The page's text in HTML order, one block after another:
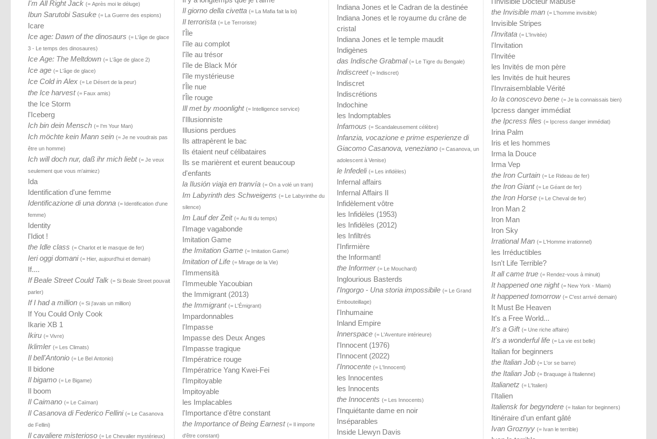
I'm All Right Jack (= Après moi le déluge)
Ibun Sarutobi Sasuke (= La Guerre des espions)
Icare
Ice age: Dawn of the dinosaurs (= L'âge de glace
3 - Le temps des dinosaures)
Ice Age: The Meltdown (= L'âge de glace 2)
Ice age (= L'âge de glace)
Ice Cold in Alex (= Le Désert de la peur)
the Ice harvest (= Faux amis)
the Ice Storm
l'Iceberg
Ich bin dein Mensch (= I'm Your Man)
Ich möchte kein Mann sein (= Je ne voudrais pas
être un homme)
Ich will doch nur, daß ihr mich liebt (= Je veux
seulement que vous m'aimiez)
Ida
Identification d'une femme
Identificazione di una donna (= Identification d'une
femme)
Identity
l'Idiot !
the Idle class (= Charlot et le masque de fer)
Ieri oggi domani (= Hier, aujourd'hui et demain)
If....
If Beale Street Could Talk (= Si Beale Street pouvait
parler)
If I had a million (= Si j'avais un million)
If You Could Only Cook
Ikarie XB 1
Ikiru (= Vivre)
Iklimler (= Les Climats)
Il bell'Antonio (= Le Bel Antonio)
Il bidone
Il bigamo (= Le Bigame)
Il boom
Il Caimano (= Le Caïman)
Il Casanova di Federico Fellini (= Le Casanova
de Fellini)
Il cavaliere misterioso (= Le Chevalier mystérieux)
Il giorno della civetta (= La Mafia fait la loi)
Il terrorista (= Le Terroriste)
l'Île
l'île au complot
l'île au trésor
l'île de Black Mór
l'île mystérieuse
l'Île nue
l'Île rouge
Ill met by moonlight (= Intelligence service)
l'Illusionniste
Illusions perdues
Ils attrapèrent le bac
Ils étaient neuf célibataires
Ils se marièrent et eurent beaucoup
d'enfants
la Ilusión viaja en tranvía (= On a volé un tram)
Im Labyrinth des Schweigens (= Le Labyrinthe du
silence)
Im Lauf der Zeit (= Au fil du temps)
l'Image vagabonde
Imitation Game
the Imitation Game (= Imitation Game)
Imitation of Life (= Mirage de la Vie)
l'Immensità
l'Immeuble Yacoubian
the Immigrant (2013)
the Immigrant (= L'Émigrant)
Impardonnables
l'Impasse
Impasse des Deux Anges
l'Impasse tragique
l'Impératrice rouge
l'Impératrice Yang Kwei-Fei
l'Impitoyable
Impitoyable
les Implacables
l'Importance d'être constant
the Importance of Being Earnest (= Il importe
d'être constant)
Indiana Jones et le Cadran de la destinée
Indiana Jones et le royaume du crâne de
cristal
Indiana Jones et le temple maudit
Indigènes
das Indische Grabmal (= Le Tigre du Bengale)
Indiscreet (= Indiscret)
Indiscret
Indiscrétions
Indochine
les Indomptables
Infamous (= Scandaleusement célèbre)
Infanzia, vocazione e prime esperienze di
Giacomo Casanova, veneziano (= Casanova, un
adolescent à Venise)
le Infedeli (= Les infidèles)
Infernal affairs
Infernal Affairs II
Infidèlement vôtre
les Infidèles (1953)
les Infidèles (2012)
les Infiltrés
l'Infirmière
the Informant!
the Informer (= Le Mouchard)
Inglourious Basterds
l'Ingorgo - Una storia impossibile (= Le Grand
Embouteillage)
l'Inhumaine
Inland Empire
Innerspace (= L'Aventure intérieure)
l'Innocent (1976)
l'Innocent (2022)
l'Innocente (= L'Innocent)
les Innocentes
les Innocents
the Innocents (= Les Innocents)
l'Inquiétante dame en noir
Inséparables
Inside Llewyn Davis
the Invisible man (= L'homme invisible)
Invisible Stripes
l'Invitata (= L'Invitée)
l'Invitation
l'Invitée
les Invités de mon père
les Invités de huit heures
l'Invraisemblable Vérité
Io la conoscevo bene (= Je la connaissais bien)
Ipcress danger immédiat
the Ipcress files (= Ipcress danger immédiat)
Irina Palm
Iris et les hommes
Irma la Douce
Irma Vep
the Iron Curtain (= Le Rideau de fer)
the Iron Giant (= Le Géant de fer)
the Iron Horse (= Le Cheval de fer)
Iron Man 2
Iron Man
Iron Sky
Irrational Man (= L'Homme irrationnel)
les Irréductibles
Isn't Life Terrible?
It all came true (= Rendez-vous à minuit)
It happened one night (= New York - Miami)
It happened tomorrow (= C'est arrivé demain)
It Must Be Heaven
It's a Free World...
It's a Gift (= Une riche affaire)
It's a wonderful life (= La vie est belle)
Italian for beginners
the Italian Job (= L'or se barre)
the Italian Job (= Braquage à l'italienne)
Italianetz (= L'Italien)
l'Italien
Italiensk for begyndere (= Italian for beginners)
Itinéraire d'un enfant gâté
Ivan Groznyy (= Ivan le terrible)